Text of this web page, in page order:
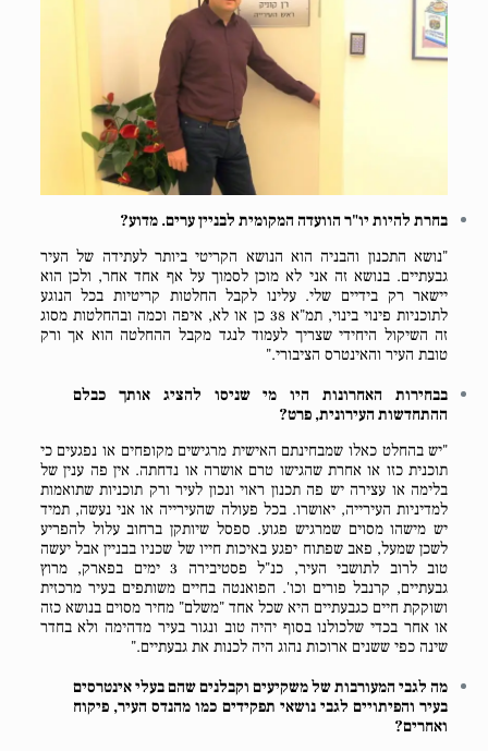
בחרת להיות יו"ר הוועדה המקומית לבניין ערים. מדוע?
"נושא התכנון והבניה הוא הנושא הקריטי ביותר לעתידה של העיר
גבעתיים. בנושא זה אני לא מוכן לסמוך על אף אחד אחר, ולכן הוא
יישאר רק בידיים שלי. עלינו לקבל החלטות קריטיות בכל הנוגע
לתוכניות פינוי בינוי, תמ"א 38 כן או לא, איפה וכמה ובהחלטות מסוג
זה השיקול היחידי שצריך לעמוד לנגד מקבל ההחלטה הוא אך ורק
טובת העיר והאינטרס הציבורי."
בבחירות האחרונות היו מי שניסו להציג אותך כבלם
ההתחדשות העירונית, פרט?
"יש בהחלט כאלו שמבחינתם האישית מרגישים מקופחים או נפגעים כי
תוכנית כזו או אחרת שהגישו טרם אושרה או נדחתה. אין פה ענין של
בלימה או עצירה יש פה תכנון ראוי ונכון לעיר ורק תוכניות שתואמות
למדיניות העירייה, יאושרו. בכל פעולה שהעירייה או אני נעשה, תמיד
יש מישהו מסוים שמרגיש פגוע. ספסל שיותקן ברחוב עלול להפריע
לשכן שמעל, פאב שפתוח יפגע באיכות חייו של שכניו בבניין אבל יעשה
טוב לרוב לתושבי העיר, כנ"ל פסטיבירה 3 ימים בפארק, מרוץ
גבעתיים, קרנבל פורים וכו'. הפואנטה בחיים משותפים בעיר מרכזית
ושוקקת חיים כגבעתיים היא שכל אחד "משלם" מחיר מסוים בנושא כזה
או אחר בכדי שלכולנו בסוף יהיה טוב ונגור בעיר מדהימה ולא בחדר
שינה כפי ששנים ארוכות נהוג היה לכנות את גבעתיים."
מה לגבי המעורבות של משקיעים וקבלנים שהם בעלי אינטרסים
בעיר והפיתויים לגבי נושאי תפקידים כמו מהנדס העיר, פיקוח
ואחרים?